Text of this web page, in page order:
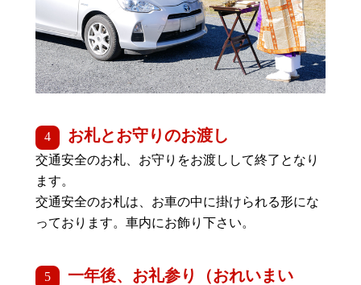
お札とお守りのお渡し
交通安全のお札、お守りをお渡しして終了となり
ます。
交通安全のお札は、お車の中に掛けられる形にな
っております。車内にお飾り下さい。
一年後、お礼参り（おれいまい